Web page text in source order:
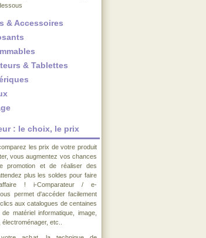
& Accessoires
& Tablettes
: le choix, le prix
les prix de votre produit
vous augmentez vos chances
promotion et de réaliser des
plus les soldes pour faire
! i-Comparateur / e-
permet d'accéder facilement
aux catalogues de centaines
matériel informatique, image,
etc..